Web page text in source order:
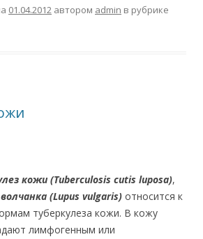
01.04.2012 автором admin в рубрике
кожи (Tuberculosis cutis luposa),
(Lupus vulgaris) относится к
туберкулеза кожи. В кожу
лимфогенным или